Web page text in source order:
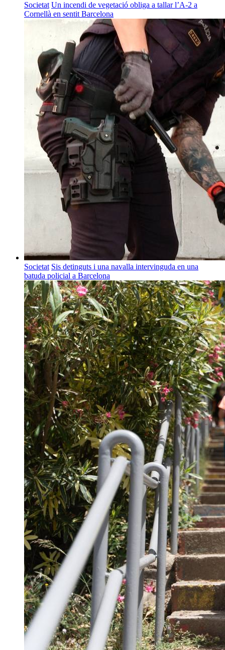
Societat Un incendi de vegetació obliga a tallar l’A-2 a
Cornellà en sentit Barcelona
Societat Sis detinguts i una navalla intervinguda en una
batuda policial a Barcelona